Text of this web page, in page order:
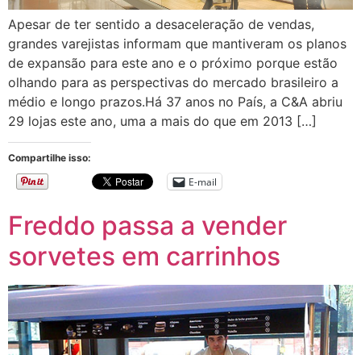
Apesar de ter sentido a desaceleração de vendas,
grandes varejistas informam que mantiveram os planos
de expansão para este ano e o próximo porque estão
olhando para as perspectivas do mercado brasileiro a
médio e longo prazos.Há 37 anos no País, a C&A abriu
29 lojas este ano, uma a mais do que em 2013 […]
Compartilhe isso:
E-mail
Freddo passa a vender
sorvetes em carrinhos